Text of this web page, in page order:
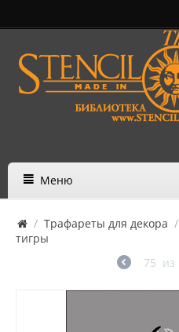
Меню
/ Трафареты для декора /
тигры
75 из